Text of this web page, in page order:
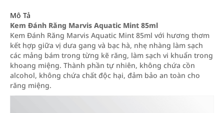
Mô Tả
Kem Đánh Răng Marvis Aquatic Mint 85ml
Kem Đánh Răng Marvis Aquatic Mint 85ml với hương thơm
kết hợp giữa vị dưa gang và bạc hà, nhẹ nhàng làm sạch
các mảng bám trong từng kẽ răng, làm sạch vi khuẩn trong
khoang miệng. Thành phần tự nhiên, không chứa cồn
alcohol, không chứa chất độc hại, đảm bảo an toàn cho
răng miệng.